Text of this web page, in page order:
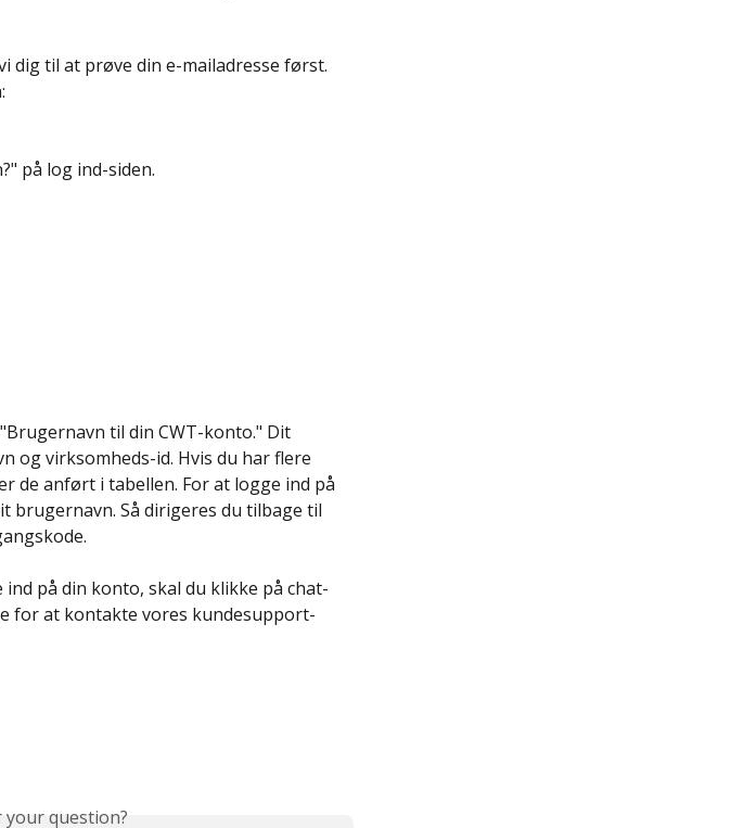
dig til at prøve din e-mailadresse først.
på log ind-siden.
til din CWT-konto." Dit
og virksomheds-id. Hvis du har flere
de anført i tabellen. For at logge ind på
brugernavn. Så dirigeres du tilbage til
på din konto, skal du klikke på chat-
for at kontakte vores kundesupport-
your question?